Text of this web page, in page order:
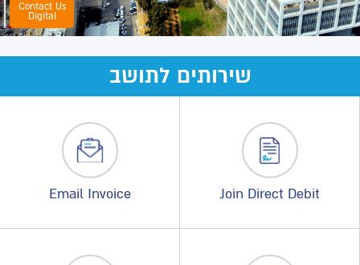
שירותים לתושב
Join Direct Debit
Email Invoice
Contact Us
Digital